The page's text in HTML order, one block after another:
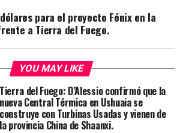
para el proyecto Fénix en la
a Tierra del Fuego.
YOU MAY LIKE
Tierra del Fuego: D’Alessio confirmó que la
nueva Central Térmica en Ushuaia se
construye con Turbinas Usadas y vienen de
la provincia China de Shaanxi.